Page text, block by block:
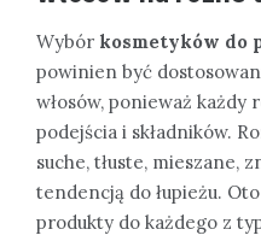
Wybór kosmetyków do
powinien być
włosów, ponieważ
podejścia i składników.
suche, tłuste, mieszane,
tendencją do łupieżu.
produkty do każdego z